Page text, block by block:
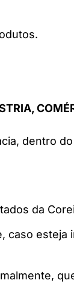
dentro
da
caso esteja